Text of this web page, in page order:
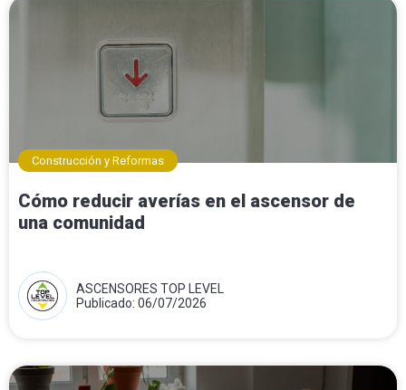
Construcción y Reformas
Cómo reducir averías en el ascensor de
una comunidad
ASCENSORES TOP LEVEL
Publicado: 06/07/2026